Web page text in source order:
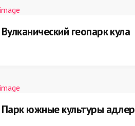
Вулканический геопарк кула
Парк южные культуры адлер